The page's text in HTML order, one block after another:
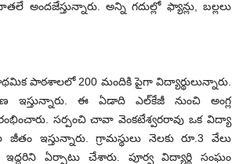
అందజేస్తున్నారు. అన్ని గదుల్లో ఫ్యాన్లు, బల్లలు
పాఠశాలలో 200 మందికి పైగా విద్యార్థులున్నారు.
ఇస్తున్నారు. ఈ ఏడాది ఎల్‌కేజీ నుంచి అంగ్ల
సర్పంచి చావా వెంకటేశ్వరరావు ఒక విద్యా
ఇస్తున్నారు. గ్రామస్థులు నెలకు రూ.3 వేలు
ఇద్దరిని ఏర్పాటు చేశారు. పూర్వ విద్యార్థి సంఘం